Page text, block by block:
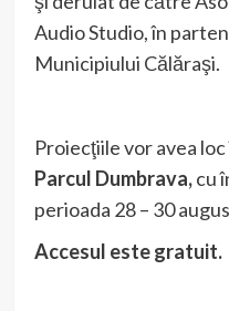
Audio Studio, în
Municipiului Călăraşi.
Proiecţiile vor avea loc
Parcul Dumbrava,cu
perioada 28 – 30
Accesul este gratuit.